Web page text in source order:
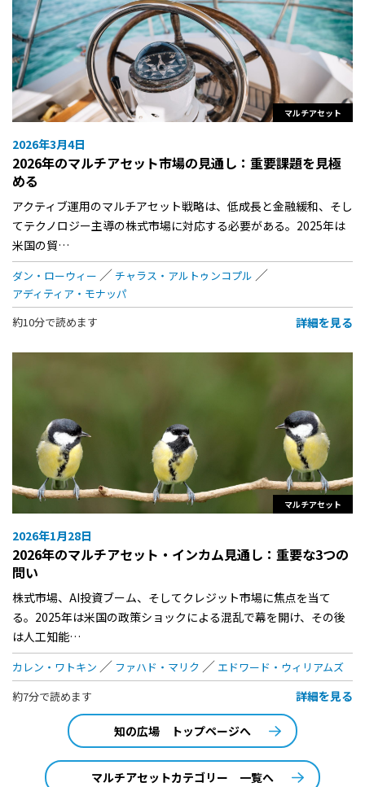
マルチアセット
2026年3月4日
2026年のマルチアセット市場の見通し：重要課題を見極
める
アクティブ運用のマルチアセット戦略は、低成長と金融緩和、そし
てテクノロジー主導の株式市場に対応する必要がある。2025年は
米国の貿…
ダン・ローウィー
チャラス・アルトゥンコプル
アディティア・モナッパ
約10分で読めます
詳細を見る
マルチアセット
2026年1月28日
2026年のマルチアセット・インカム見通し：重要な3つの
問い
株式市場、AI投資ブーム、そしてクレジット市場に焦点を当て
る。2025年は米国の政策ショックによる混乱で幕を開け、その後
は人工知能…
カレン・ワトキン ファハド・マリク
エドワード・ウィリアムズ
約7分で読めます
詳細を見る
知の広場 トップページへ
マルチアセットカテゴリー 一覧へ